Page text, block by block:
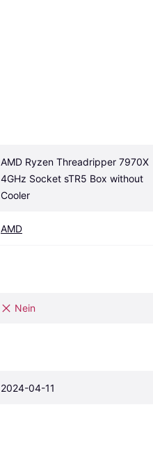
AMD Ryzen Threadripper 7970X
4GHz Socket sTR5 Box without
Cooler
AMD
Nein
2024-04-11